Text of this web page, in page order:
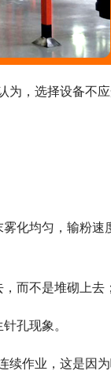
为，选择设备不
化均匀，输粉速
而不是堆砌上去；
孔现象。
作业，这是因为